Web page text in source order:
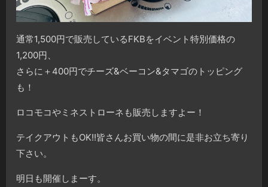
通常1,500円で販売しているFKBをイベント特別価格の
1,200円、
さらに＋400円でチーズ&ベーコン&タマゴのトッピング
も！
ロコモコやミネストローネも販売しますよー！
テイクアウトもOK!!皆さんお買い物の間に是非お立ち寄り
下さい。
明日も開催しまーす。